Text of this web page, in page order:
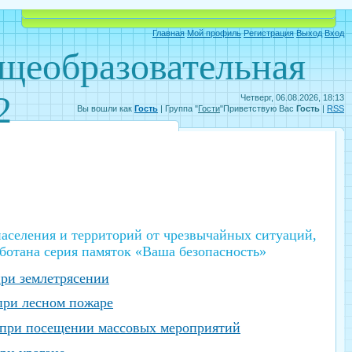
Четверг, 06.08.2026, 18:13
Вы вошли как Гость | Группа "Гости"Приветствую Вас Гость | RSS
Главная Мой профиль Регистрация Выход Вход
Объявления Электронный дневник
и территорий от чрезвычайных ситуаций,
серия памяток «Ваша безопасность»
землетрясении
лесном пожаре
посещении массовых мероприятий